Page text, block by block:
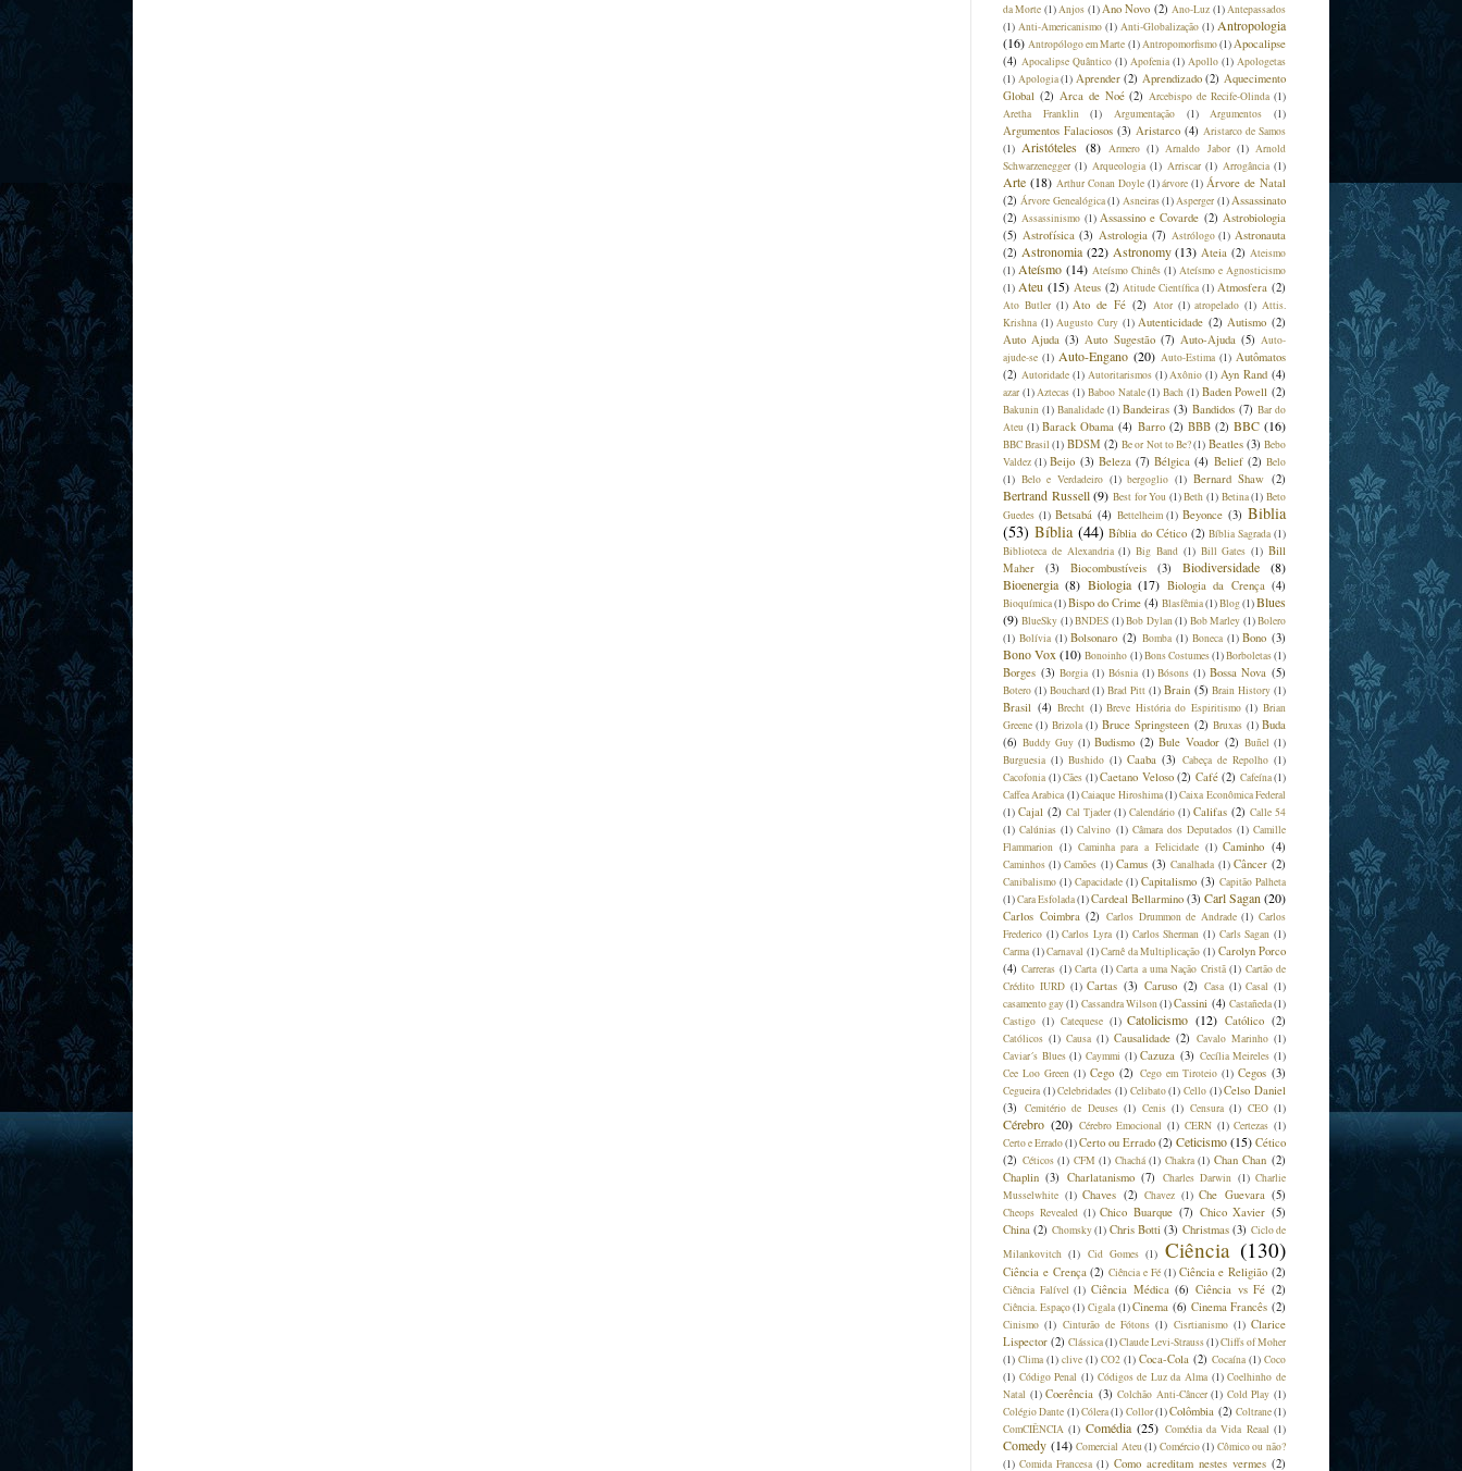
da Morte (1)Anjos (1)Ano Novo (2) Ano-Luz (1)Antepassados
(1) Anti-Americanismo (1) Anti-Globalização (1) Antropologia
(16) Antropólogo em Marte (1)Antropomorfismo(1)Apocalipse
(4) Apocalipse Quântico (1) Apofenia (1) Apollo (1) Apologetas
(1) Apologia(1) Aprender (2) Aprendizado (2) Aquecimento
Global (2) Arca de Noé (2) Arcebispo de Recife-Olinda (1)
Aretha Franklin
(1) Argumentação (1) Argumentos (1)
Argumentos Falaciosos (3) Aristarco (4) Aristarco de Samos
(1) Aristóteles (8) Armero (1) Arnaldo Jabor (1) Arnold
Schwarzenegger (1) Arqueologia (1) Arriscar (1) Arrogância (1)
Arte (18) Arthur Conan Doyle (1) árvore (1) Árvore de Natal
(2) Árvore Genealógica(1) Asneiras(1)Asperger (1)Assassinato
(2) Assassinismo (1) Assassino e Covarde (2) Astrobiologia
(5) Astrofísica (3) Astrologia (7) Astrólogo (1) Astronauta
(2) Astronomia (22) Astronomy (13) Ateia (2) Ateismo
(1) Ateísmo (14) Ateísmo Chinês (1) Ateísmo e Agnosticismo
(1) Ateu (15) Ateus (2) Atitude Científica (1) Atmosfera (2)
Ato Butler (1) Ato de Fé (2) Ator (1) atropelado (1) Attis.
Krishna (1) Augusto Cury (1) Autenticidade (2) Autismo (2)
Auto Ajuda (3) Auto Sugestão (7) Auto-Ajuda (5) Auto-
ajude-se (1) Auto-Engano (20) Auto-Estima (1) Autômatos
(2) Autoridade (1) Autoritarismos (1) Axônio (1) Ayn Rand (4)
azar (1) Aztecas (1) Baboo Natale (1) Bach (1) Baden Powell (2)
Bakunin (1) Banalidade (1) Bandeiras (3) Bandidos (7) Bar do
Ateu (1) Barack Obama (4) Barro (2) BBB (2) BBC (16)
BBC Brasil (1) BDSM (2) Be or Not to Be?(1) Beatles (3) Bebo
Valdez (1) Beijo (3) Beleza (7) Bélgica (4) Belief (2) Belo
(1) Belo e Verdadeiro (1) bergoglio (1) Bernard Shaw (2)
Bertrand Russell (9) Best for You (1) Beth (1) Betina (1) Beto
Guedes (1) Betsabá (4) Bettelheim (1) Beyonce (3) Biblia
(53) Bíblia (44) Bíblia do Cético (2) Bíblia Sagrada (1)
Biblioteca de Alexandria (1) Big Band (1) Bill Gates (1) Bill
Maher
(3) Biocombustíveis (3) Biodiversidade
(8)
Bioenergia (8) Biologia (17) Biologia da Crença (4)
Bioquímica(1)Bispo do Crime (4) Blasfêmia(1)Blog(1)Blues
(9) BlueSky (1)BNDES (1)Bob Dylan(1) Bob Marley (1)Bolero
(1) Bolívia (1) Bolsonaro (2) Bomba (1) Boneca (1) Bono (3)
Bono Vox (10) Bonoinho (1)Bons Costumes(1)Borboletas(1)
Borges (3) Borgia (1) Bósnia (1) Bósons (1) Bossa Nova (5)
Botero (1) Bouchard (1) Brad Pitt (1) Brain (5) Brain History (1)
Brasil (4) Brecht (1) Breve História do Espiritismo (1) Brian
Greene (1) Brizola (1) Bruce Springsteen (2) Bruxas (1) Buda
(6) Buddy Guy (1) Budismo (2) Bule Voador (2) Buñel (1)
Burguesia (1) Bushido (1) Caaba (3) Cabeça de Repolho (1)
Cacofonia (1)Cães (1)Caetano Veloso (2) Café (2) Cafeína(1)
Caffea Arabica (1)Caiaque Hiroshima(1)Caixa Econômica Federal
(1) Cajal (2) Cal Tjader (1) Calendário (1) Califas (2) Calle 54
(1) Calúnias (1) Calvino (1) Câmara dos Deputados (1) Camille
Flammarion (1) Caminha para a Felicidade (1) Caminho (4)
Caminhos (1) Camões (1) Camus (3) Canalhada (1) Câncer (2)
Canibalismo (1) Capacidade (1) Capitalismo (3) Capitão Palheta
(1)Cara Esfolada(1)Cardeal Bellarmino (3) Carl Sagan (20)
Carlos Coimbra (2) Carlos Drummon de Andrade (1) Carlos
Frederico (1) Carlos Lyra (1) Carlos Sherman (1) Carls Sagan (1)
Carma (1)Carnaval (1)Carnê da Multiplicação (1) Carolyn Porco
(4) Carreras (1) Carta (1) Carta a uma Nação Cristã (1) Cartão de
Crédito IURD (1) Cartas (3) Caruso (2) Casa (1) Casal (1)
casamento gay(1) Cassandra Wilson(1)Cassini (4) Castañeda(1)
Castigo (1) Catequese (1) Catolicismo (12) Católico (2)
Católicos (1) Causa (1) Causalidade (2) Cavalo Marinho (1)
Caviar´s Blues (1) Caymmi (1) Cazuza (3) Cecília Meireles (1)
Cee Loo Green (1) Cego (2) Cego em Tiroteio (1) Cegos (3)
Cegueira (1) Celebridades (1) Celibato (1) Cello (1) Celso Daniel
(3)
Cemitério de Deuses (1) Cenis (1) Censura (1) CEO (1)
Cérebro (20) Cérebro Emocional (1) CERN (1) Certezas (1)
Certo e Errado(1)Certo ou Errado (2) Ceticismo(15) Cético
(2) Céticos (1) CFM (1) Chachá (1) Chakra (1) Chan Chan (2)
Chaplin (3) Charlatanismo (7) Charles Darwin (1) Charlie
Musselwhite (1) Chaves (2) Chavez (1) Che Guevara (5)
Cheops Revealed (1) Chico Buarque (7) Chico Xavier (5)
China (2) Chomsky(1) Chris Botti (3) Christmas (3) Ciclo de
Milankovitch (1) Cid Gomes (1) Ciência (130)
Ciência e Crença (2) Ciência e Fé (1) Ciência e Religião (2)
Ciência Falível (1) Ciência Médica (6) Ciência vs Fé (2)
Ciência. Espaço (1) Cigala (1) Cinema (6) Cinema Francês (2)
Cinismo (1) Cinturão de Fótons (1) Cisrtianismo (1) Clarice
Lispector (2) Clássica(1)Claude Levi-Strauss(1)Cliffs of Moher
(1) Clima (1) clive (1) CO2 (1) Coca-Cola (2) Cocaína (1) Coco
(1) Código Penal (1) Códigos de Luz da Alma (1) Coelhinho de
Natal (1) Coerência (3) Colchão Anti-Câncer (1) Cold Play (1)
Colégio Dante (1)Cólera(1) Collor(1)Colômbia (2) Coltrane(1)
ComCIÊNCIA (1) Comédia (25) Comédia da Vida Reaal (1)
Comedy (14) Comercial Ateu(1) Comércio(1) Cômico ou não?
(1) Comida Francesa (1) Como acreditam nestes vermes (2)